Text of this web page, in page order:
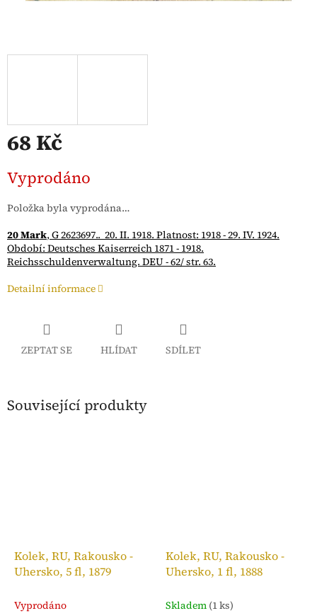
68 Kč
cena:
Vyprodáno
Položka byla vyprodána…
20 Mark, G 2623697.. 20. II. 1918. Platnost: 1918 - 29. IV. 1924.
Období: Deutsches Kaiserreich 1871 - 1918.
Reichsschuldenverwaltung. DEU - 62/ str. 63.
Detailní informace
ZEPTAT SE HLÍDAT SDÍLET
Související produkty
Kolek, RU, Rakousko -
Uhersko, 5 fl, 1879
Vyprodáno
Kolek, RU, Rakousko -
Uhersko, 1 fl, 1888
Skladem (1 ks)